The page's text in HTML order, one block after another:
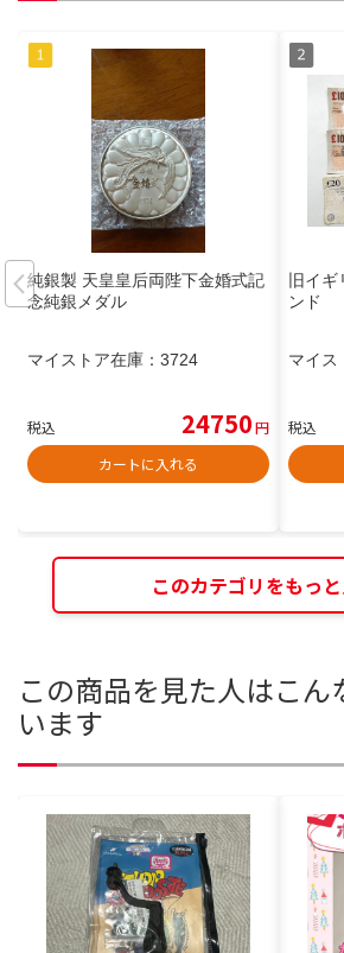
純銀製 天皇皇后両陛下金婚式記
念純銀メダル
マイストア在庫： 3724
税込 24750円
カートに入れる
旧イ
ンド
マイス
税込
このカテゴリをもっ
この商品を見た人はこん
います